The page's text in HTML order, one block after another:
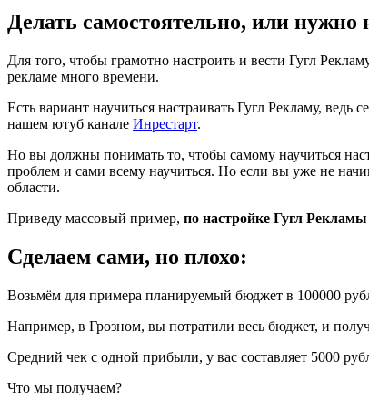
Делать самостоятельно, или нужно
Для того, чтобы грамотно настроить и вести Гугл
рекламе много времени.
Есть вариант научиться настраивать Гугл Рекламу,
нашем ютуб канале Инрестарт.
Но вы должны понимать то, чтобы самому научиться
проблем и сами всему научиться. Но если вы уже не
области.
Приведу массовый пример, по настройке Гугл
Сделаем сами, но плохо:
Возьмём для примера планируемый бюджет в 100000
Например, в Грозном, вы потратили весь бюджет, и
Средний чек с одной прибыли, у вас составляет 5000
Что мы получаем?